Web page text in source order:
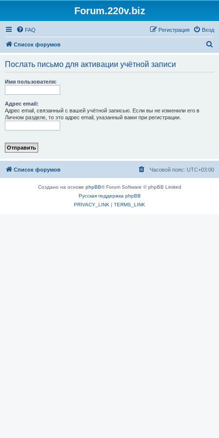
Forum.220v.biz
FAQ Вход
Регистрация
Список форумов
Послать письмо для активации учётной записи
Имя пользователя:
Адрес email:
Адрес email, связанный с вашей учётной записью. Если вы не изменили его в
Личном разделе, то это адрес email, указанный вами при регистрации.
Список форумов Часовой пояс: UTC+03:00
Создано на основе phpBB® Forum Software © phpBB Limited
Русская поддержка phpBB
PRIVACY_LINK | TERMS_LINK